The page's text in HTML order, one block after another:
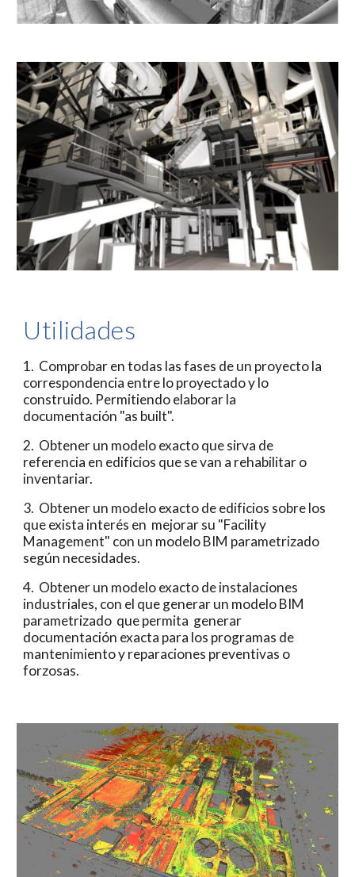
Utilidades
1.  Comprobar en todas las fases de un proyecto la
correspondencia entre lo proyectado y lo
construido. Permitiendo elaborar la
documentación "as built".
2.  Obtener un modelo exacto que sirva de
referencia en edificios que se van a rehabilitar o
inventariar.
3.  Obtener un modelo exacto de edificios sobre los
que exista interés en  mejorar su "Facility
Management" con un modelo BIM parametrizado
según necesidades.
4.  Obtener un modelo exacto de instalaciones
industriales, con el que generar un modelo BIM
parametrizado  que permita  generar
documentación exacta para los programas de
mantenimiento y reparaciones preventivas o
forzosas.